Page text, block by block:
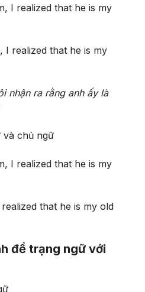
I realized that he is my
I realized that he is my
nhận ra rằng anh ấy là
và chủ ngữ
I realized that he is my
that he is my old
đề trạng ngữ với